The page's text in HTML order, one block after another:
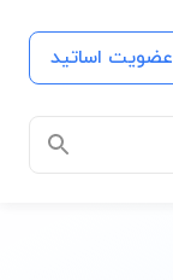
عضویت اساتید